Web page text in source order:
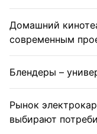
Домашний
современным
Блендеры –
Рынок
выбирают